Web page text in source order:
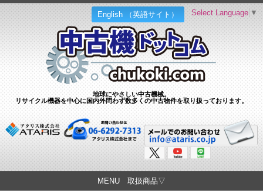
English （英語サイト）
地球にやさしい中古機械。
リサイクル機器を中心に国内外問わず数多くの中古物件を取り扱っております。
Select Language ▼
MENU 取扱商品▽